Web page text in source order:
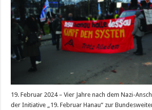
19. Februar 2024 – Vier Jahre nach dem Nazi-
der Initiative „19. Februar Hanau“ zur